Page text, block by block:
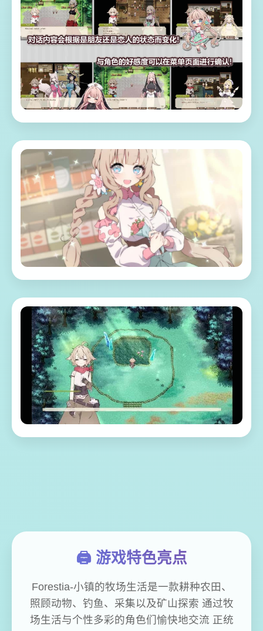
🖨️ 游戏特色亮点
Forestia-小镇的牧场生活是一款耕种农田、
照顾动物、钓鱼、采集以及矿山探索 通过牧
场生活与个性多彩的角色们愉快地交流 正统